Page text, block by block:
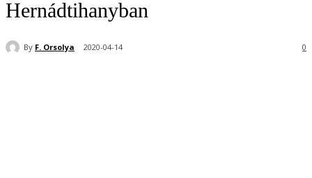
Hernádtihanyban
By F. Orsolya 2020-04-14 0